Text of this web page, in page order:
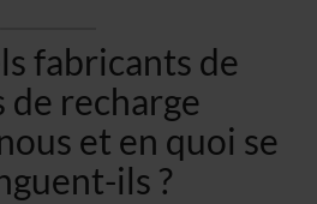
fabricants de
de recharge
et en quoi se
ils ?